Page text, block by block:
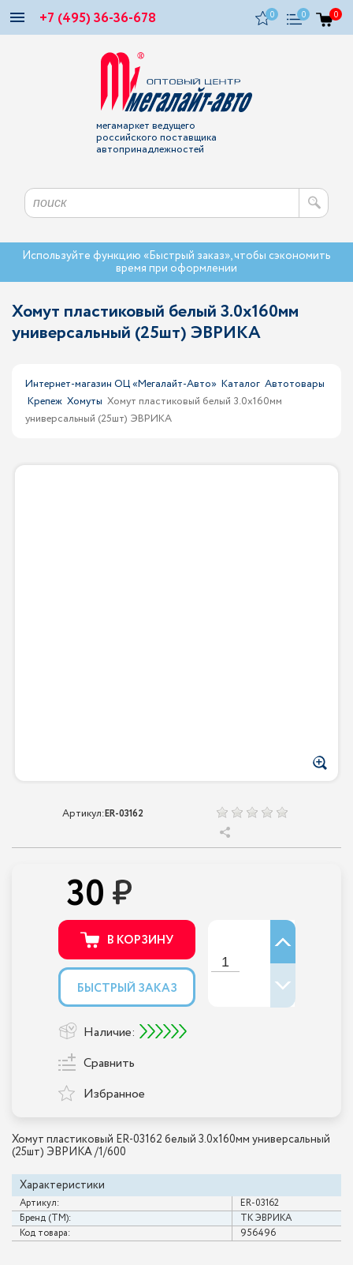
+7 (495) 36-36-678 0 0 0
мегамаркет ведущего
российского поставщика
автопринадлежностей
Используйте функцию «Быстрый заказ», чтобы сэкономить
время при оформлении
Хомут пластиковый белый 3.0x160мм
универсальный (25шт) ЭВРИКА
Интернет-магазин ОЦ «Мегалайт-Авто» Каталог Автотовары
Крепеж Хомуты Хомут пластиковый белый 3.0x160мм
универсальный (25шт) ЭВРИКА
Артикул:ER-03162
Хомут пластиковый ER-03162 белый 3.0x160мм универсальный
(25шт) ЭВРИКА /1/600
Характеристики
Артикул:
ER-03162
Бренд (ТМ):
ТК ЭВРИКА
Код товара:
956496
30
В КОРЗИНУ
БЫСТРЫЙ ЗАКАЗ
Наличие:
Сравнить
Избранное